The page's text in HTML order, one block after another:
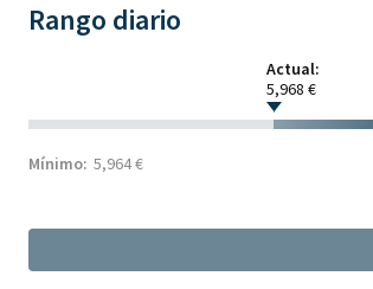
Rango diario
Actual:
5,968 €
Mínimo: 5,964 €